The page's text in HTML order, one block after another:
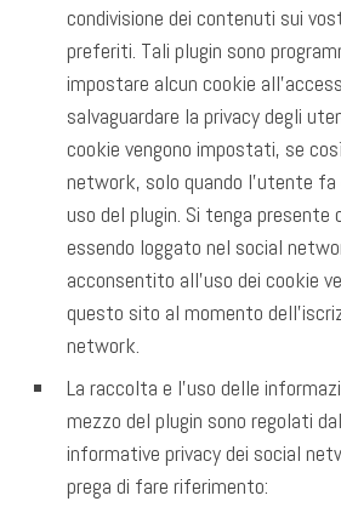
condivisione dei contenuti sui
preferiti. Tali plugin sono
impostare alcun cookie
salvaguardare la privacy degli
cookie vengono impostati, se
network, solo quando l’utente
uso del plugin. Si tenga presente
essendo loggato nel social
acconsentito all’uso dei cookie
questo sito al momento
network.
La raccolta e l’uso delle
mezzo del plugin sono regolati
informative privacy dei social
prega di fare riferimento: